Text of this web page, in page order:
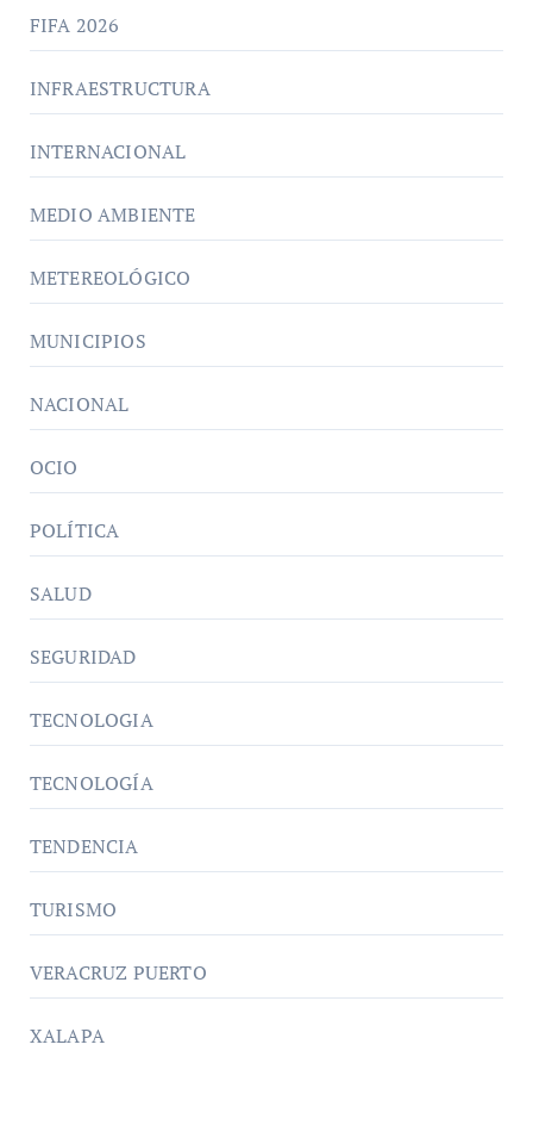
FIFA 2026
INFRAESTRUCTURA
INTERNACIONAL
MEDIO AMBIENTE
METEREOLÓGICO
MUNICIPIOS
NACIONAL
OCIO
POLÍTICA
SALUD
SEGURIDAD
TECNOLOGIA
TECNOLOGÍA
TENDENCIA
TURISMO
VERACRUZ PUERTO
XALAPA